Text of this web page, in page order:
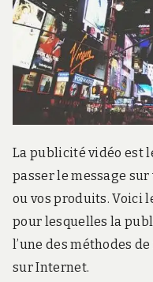
r
d
f
r
La publicité vidéo est
passer le message
ou vos produits. Voici
pour lesquelles la
l’une des méthodes
sur Internet.